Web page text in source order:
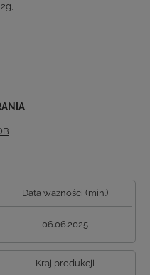
Data ważności (min.)
06.06.2025
Kraj produkcji